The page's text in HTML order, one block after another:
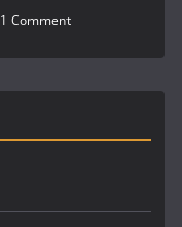
1 Comment